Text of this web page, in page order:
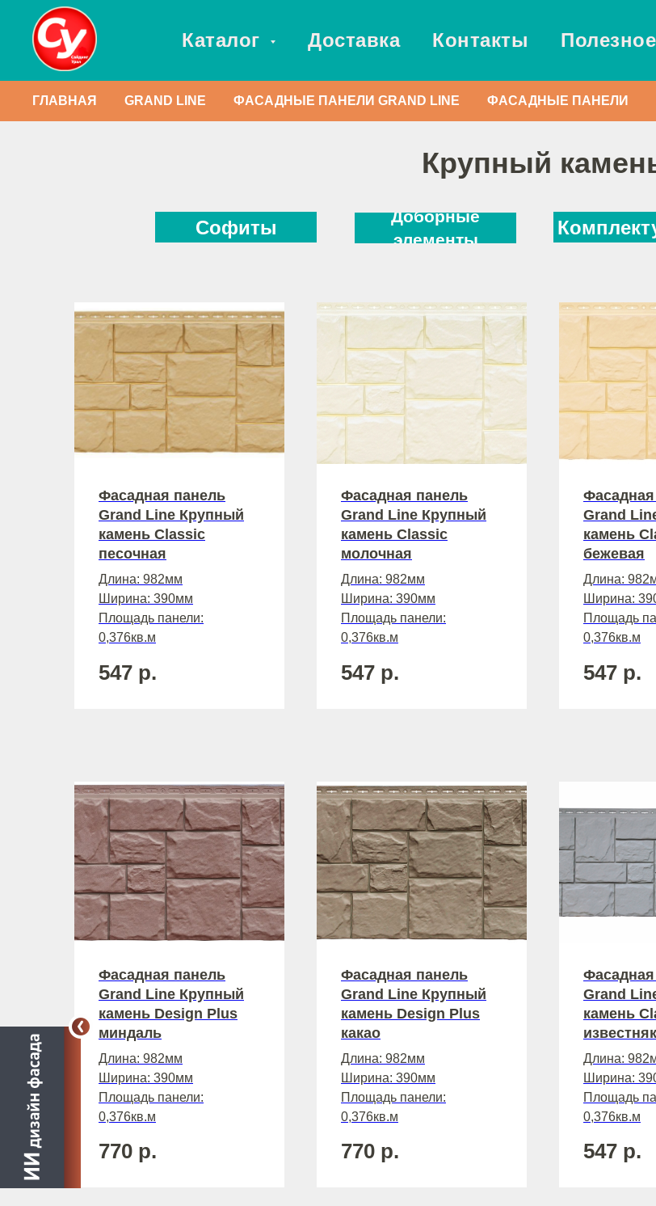
Каталог Доставка Контакты Полезное
ГЛАВНАЯ GRAND LINE ФАСАДНЫЕ ПАНЕЛИ GRAND LINE ФАСАДНЫЕ ПАНЕЛИ
Крупный
Софиты
Доборные
элементы
Фасадная панель
Grand Line Крупный
камень Classic
песочная
Длина: 982мм
Ширина: 390мм
Площадь панели:
0,376кв.м
547 р.
Фасадная панель
Grand Line Крупный
камень Classic
молочная
Длина: 982мм
Ширина: 390мм
Площадь панели:
0,376кв.м
547 р.
Grand
камень
бежевая
Длина:
Ширина:
Площадь
0,376кв.м
547 р.
Фасадная панель
Grand Line Крупный
камень Design Plus
миндаль
Длина: 982мм
Ширина: 390мм
Площадь панели:
0,376кв.м
770 р.
Фасадная панель
Grand Line Крупный
камень Design Plus
какао
Длина: 982мм
Ширина: 390мм
Площадь панели:
0,376кв.м
770 р.
Grand
камень
известняк
Длина:
Ширина:
Площадь
0,376кв.м
547 р.